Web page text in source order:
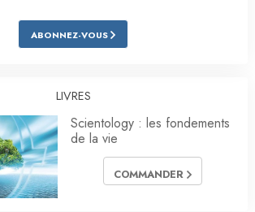
ABONNEZ-VOUS
LIVRES
Scientology : les fondements
de la vie
COMMANDER